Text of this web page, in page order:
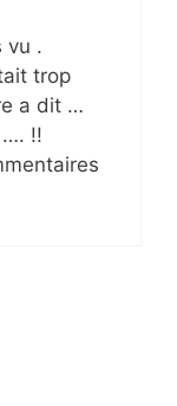
vu .
trop
a dit …
…. !!